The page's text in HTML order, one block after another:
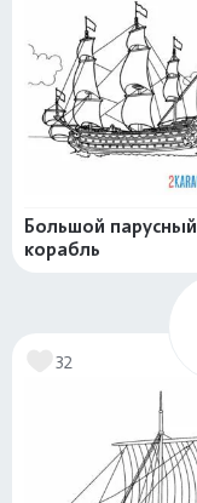
Большой парусный
корабль
32